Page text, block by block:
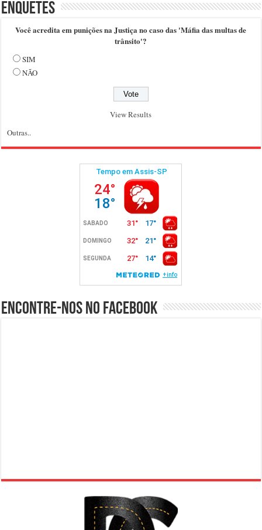
Enquetes
Você acredita em punições na Justiça no caso das 'Máfia das multas de
trânsito'?
SIM
NÃO
View Results
Outras..
Encontre-nos no Facebook